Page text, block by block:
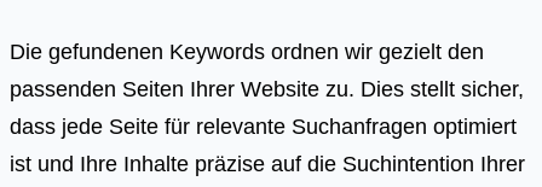
Die gefundenen Keywords ordnen wir gezielt den
passenden Seiten Ihrer Website zu. Dies stellt sicher,
dass jede Seite für relevante Suchanfragen optimiert
ist und Ihre Inhalte präzise auf die Suchintention Ihrer